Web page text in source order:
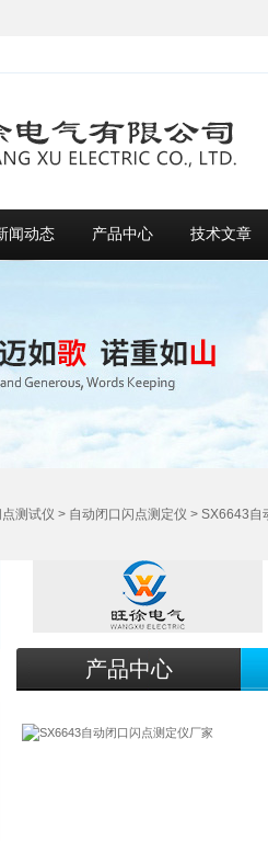
闻动态 产品中心 技术文章
测试仪 > 自动闭口闪点测定仪 > SX6643自
产品中心